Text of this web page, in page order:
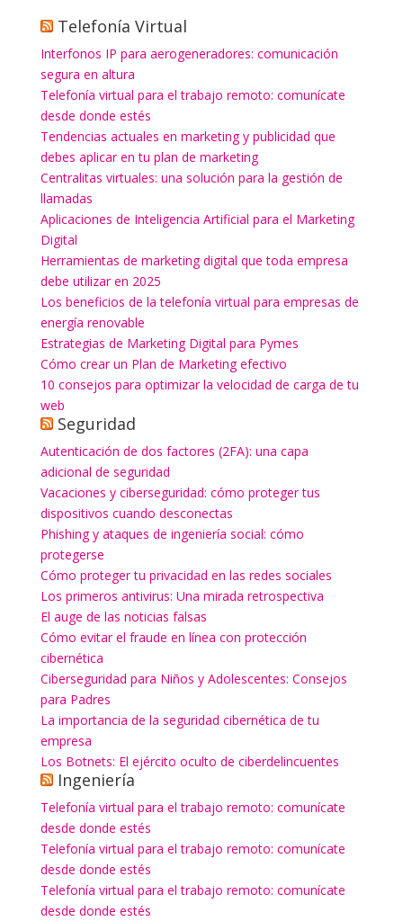
Telefonía Virtual
Interfonos IP para aerogeneradores: comunicación
segura en altura
Telefonía virtual para el trabajo remoto: comunícate
desde donde estés
Tendencias actuales en marketing y publicidad que
debes aplicar en tu plan de marketing
Centralitas virtuales: una solución para la gestión de
llamadas
Aplicaciones de Inteligencia Artificial para el Marketing
Digital
Herramientas de marketing digital que toda empresa
debe utilizar en 2025
Los beneficios de la telefonía virtual para empresas de
energía renovable
Estrategias de Marketing Digital para Pymes
Cómo crear un Plan de Marketing efectivo
10 consejos para optimizar la velocidad de carga de tu
web
Seguridad
Autenticación de dos factores (2FA): una capa
adicional de seguridad
Vacaciones y ciberseguridad: cómo proteger tus
dispositivos cuando desconectas
Phishing y ataques de ingeniería social: cómo
protegerse
Cómo proteger tu privacidad en las redes sociales
Los primeros antivirus: Una mirada retrospectiva
El auge de las noticias falsas
Cómo evitar el fraude en línea con protección
cibernética
Ciberseguridad para Niños y Adolescentes: Consejos
para Padres
La importancia de la seguridad cibernética de tu
empresa
Los Botnets: El ejército oculto de ciberdelincuentes
Ingeniería
Telefonía virtual para el trabajo remoto: comunícate
desde donde estés
Telefonía virtual para el trabajo remoto: comunícate
desde donde estés
Telefonía virtual para el trabajo remoto: comunícate
desde donde estés